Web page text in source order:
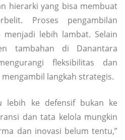
hierarki yang bisa membuat
Proses pengambilan
lebih lambat. Selain
tambahan di Danantara
fleksibilitas dan
langkah strategis.
lebih ke defensif bukan ke
dan tata kelola mungkin
dan inovasi belum tentu,”